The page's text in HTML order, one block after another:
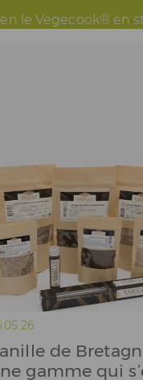
le Vegecook® en
de
gamme qui